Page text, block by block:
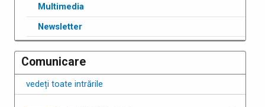
Multimedia
Newsletter
Comunicare
vedeți toate intrările